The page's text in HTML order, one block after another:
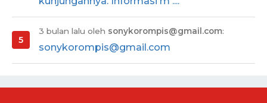
3 bulan lalu oleh sonykorompis@gmail.com:
sonykorompis@gmail.com